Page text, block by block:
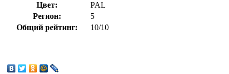
Цвет:
PAL
Регион:
5
Общий рейтинг:
10/10